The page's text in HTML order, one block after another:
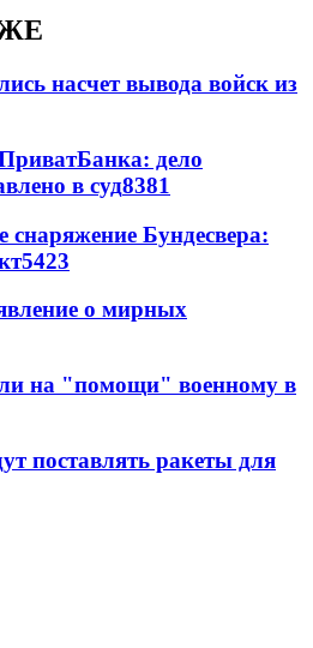
насчет вывода войск из
дело
в суд8381
Бундесвера:
5423
о мирных
на "помощи" военному в
поставлять ракеты для